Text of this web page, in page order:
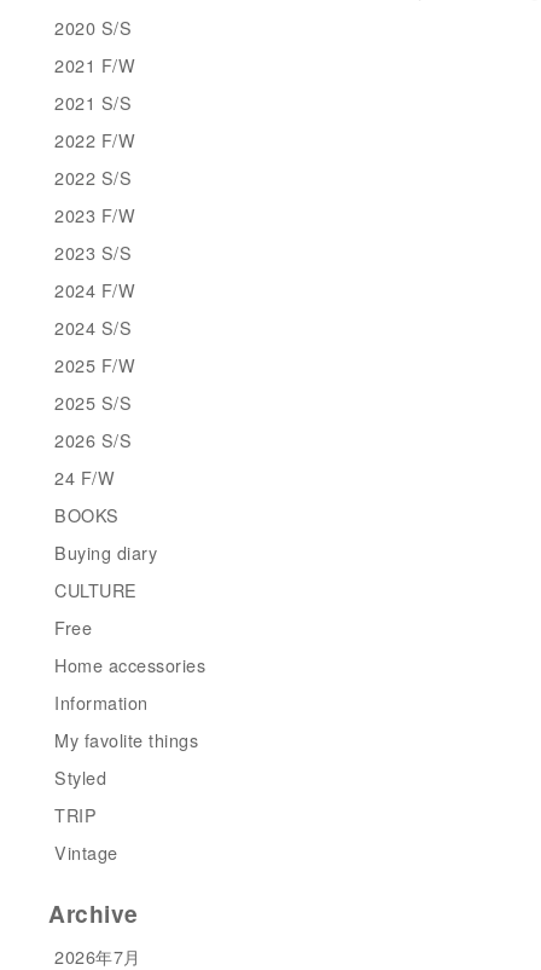
2020 S/S
2021 F/W
2021 S/S
2022 F/W
2022 S/S
2023 F/W
2023 S/S
2024 F/W
2024 S/S
2025 F/W
2025 S/S
2026 S/S
24 F/W
BOOKS
Buying diary
CULTURE
Free
Home accessories
Information
My favolite things
Styled
TRIP
Vintage
Archive
2026年7月